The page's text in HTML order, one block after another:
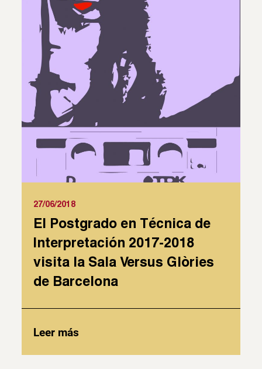
27/06/2018
El Postgrado en Técnica de
Interpretación 2017-2018
visita la Sala Versus Glòries
de Barcelona
Leer más